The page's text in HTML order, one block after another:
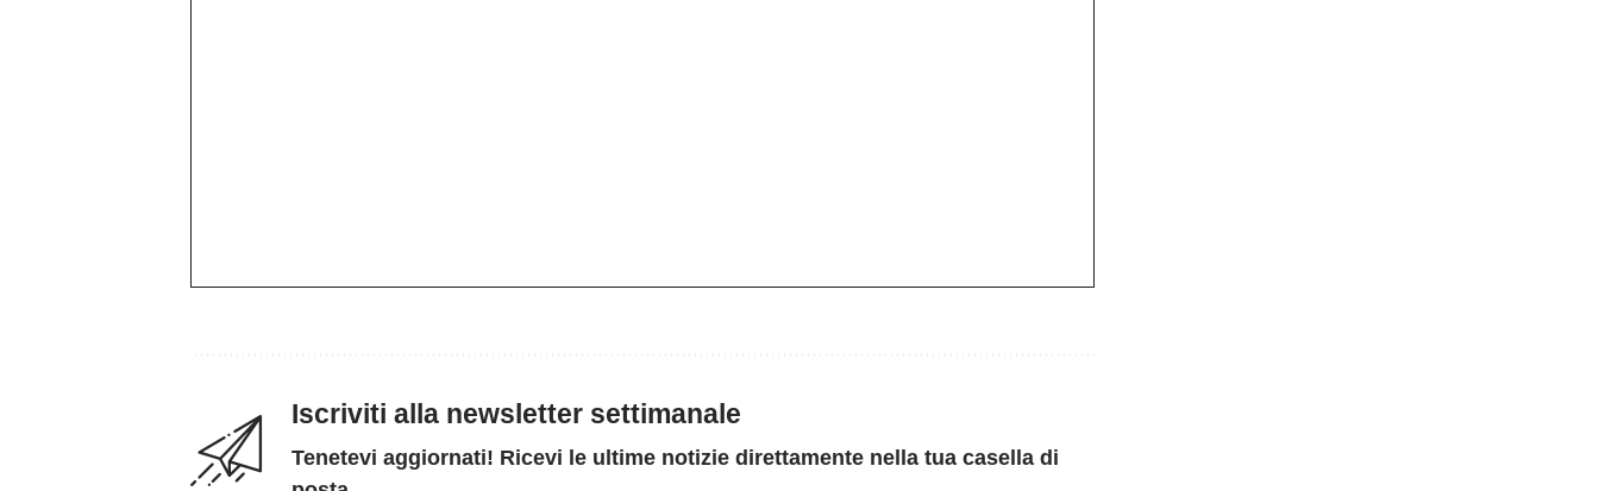
Iscriviti alla newsletter settimanale
Tenetevi aggiornati! Ricevi le ultime notizie direttamente nella tua casella di